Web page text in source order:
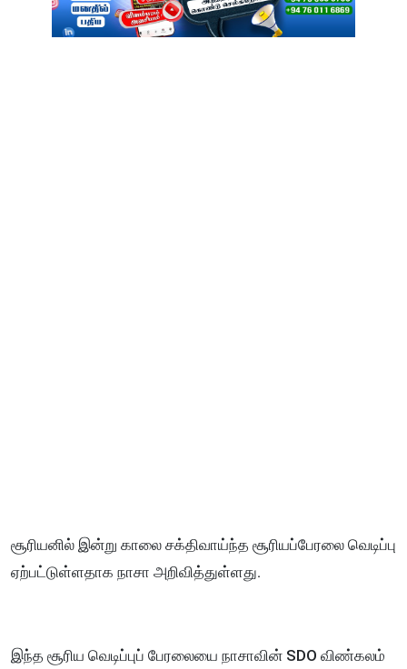
சூரியனில் இன்று காலை சக்திவாய்ந்த சூரியப்பேரலை வெடிப்பு
ஏற்பட்டுள்ளதாக நாசா அறிவித்துள்ளது.
இந்த சூரிய வெடிப்புப் பேரலையை நாசாவின் SDO விண்கலம்